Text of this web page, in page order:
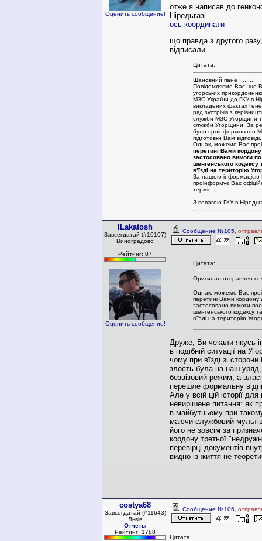
Оценить сообщение!
отже я написав до
Ніредьгазі
ось координати
що правда з другого
відписали
Цитата:
Шановний пане ........!
Повідомляємо Вас, що
угорських
МЗС України до ГКУ в
викладених фактах
ряд зустрічів з
служби МЗС Угорщини
служби Угорщини. За
було проінформовано
підготовки Вам відповіді.
Однак, можемо Вас
перетині Вами
застосовано вимоги
шенгенського кодексу
в’їзді на територію
За нашою інформацією
проінформує Вас
термін.
З повагою ГКУ в
ILakatosh
Завсегдатай (#10107)
Виноградово
Рейтинг: 87
Оценить сообщение!
Сообщение №105 ,
Цитата:
Оригинал отправлен
Однак, можемо Вас
перетині Вами кордону
застосовано вимоги
шенгенського кодексу
в’їзді на територію
Друже, Ви чекали якусь
в подібній ситуації на
чому при вїзді зі
злость була на наш
безвізовий режим, а
перешле формальну
Але у всій цій історії
невирішене питання: як
в майбутньому при
маючи службовий
його не зовсім за
кордону третьої
перевірці документів
видно із життя не
costya68
Завсегдатай (#11643)
Львів
Отчеты
Рейтинг: 1788
Сообщение №106 ,
Цитата: